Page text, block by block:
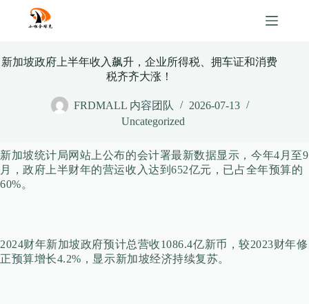
content
新加坡政府上半年收入飙升，企业所得税、拥车证和消费
税齐齐大涨！
FRDMALL 内容团队
2026-07-13
Uncategorized
新加坡统计局网站上公布的会计署最新数据显示，今年4月至9
月，政府上半财年的营运收入达到652亿元，已占全年预算的
60%。
2024财年新加坡政府预计总营收1086.4亿新币，较2023财年修
正预算增长4.2%，显示新加坡经济持续复苏。